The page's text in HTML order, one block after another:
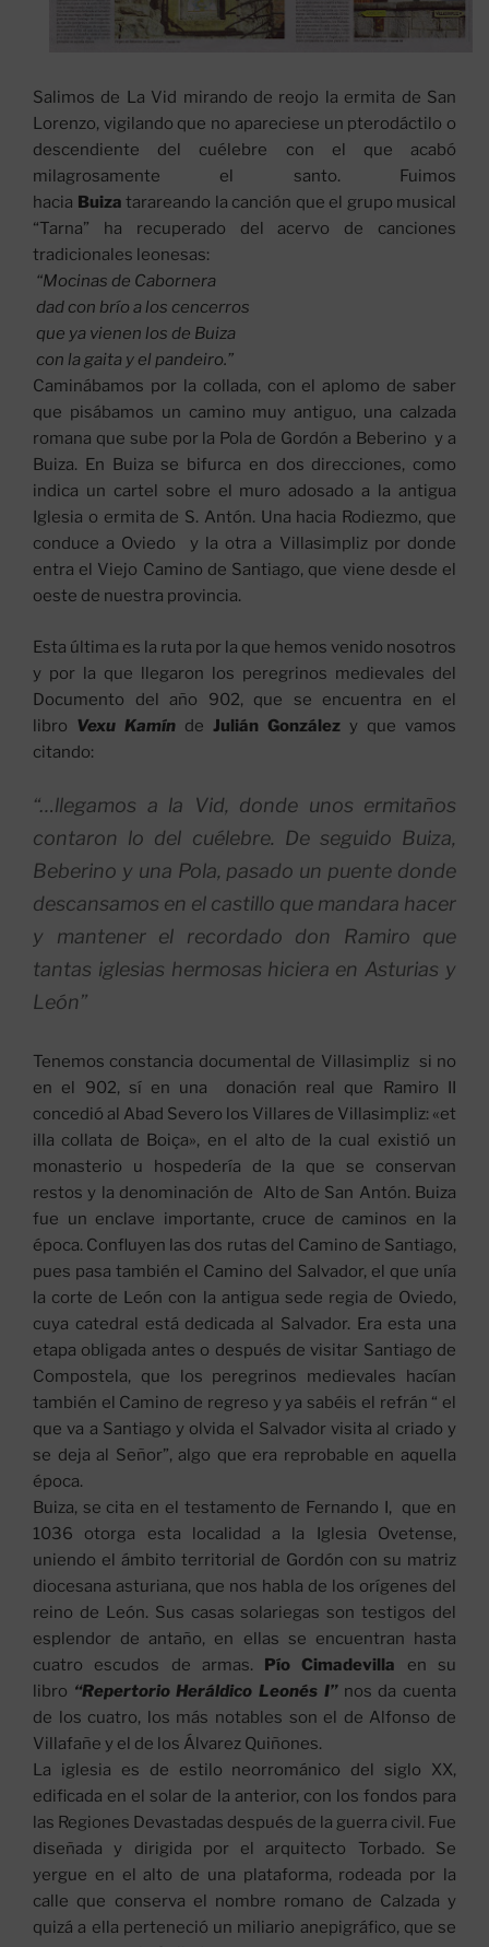
Salimos de La Vid mirando de reojo la ermita de San
Lorenzo, vigilando que no apareciese un pterodáctilo o
descendiente del cuélebre con el que acabó
milagrosamente el santo. Fuimos
hacia Buiza tarareando la canción que el grupo musical
“Tarna” ha recuperado del acervo de canciones
tradicionales leonesas:
“Mocinas de Cabornera
dad con brío a los cencerros
que ya vienen los de Buiza
con la gaita y el pandeiro.”
Caminábamos por la collada, con el aplomo de saber
que pisábamos un camino muy antiguo, una calzada
romana que sube por la Pola de Gordón a Beberino y a
Buiza. En Buiza se bifurca en dos direcciones, como
indica un cartel sobre el muro adosado a la antigua
Iglesia o ermita de S. Antón. Una hacia Rodiezmo, que
conduce a Oviedo y la otra a Villasimpliz por donde
entra el Viejo Camino de Santiago, que viene desde el
oeste de nuestra provincia.
Esta última es la ruta por la que hemos venido nosotros
y por la que llegaron los peregrinos medievales del
Documento del año 902, que se encuentra en el
libro Vexu Kamín de Julián González y que vamos
citando:
“…llegamos a la Vid, donde unos ermitaños
contaron lo del cuélebre. De seguido Buiza,
Beberino y una Pola, pasado un puente donde
descansamos en el castillo que mandara hacer
y mantener el recordado don Ramiro que
tantas iglesias hermosas hiciera en Asturias y
León”
Tenemos constancia documental de Villasimpliz si no
en el 902, sí en una donación real que Ramiro II
concedió al Abad Severo los Villares de Villasimpliz: «et
illa collata de Boiça», en el alto de la cual existió un
monasterio u hospedería de la que se conservan
restos y la denominación de Alto de San Antón. Buiza
fue un enclave importante, cruce de caminos en la
época. Confluyen las dos rutas del Camino de Santiago,
pues pasa también el Camino del Salvador, el que unía
la corte de León con la antigua sede regia de Oviedo,
cuya catedral está dedicada al Salvador. Era esta una
etapa obligada antes o después de visitar Santiago de
Compostela, que los peregrinos medievales hacían
también el Camino de regreso y ya sabéis el refrán “ el
que va a Santiago y olvida el Salvador visita al criado y
se deja al Señor”, algo que era reprobable en aquella
época.
Buiza, se cita en el testamento de Fernando I, que en
1036 otorga esta localidad a la Iglesia Ovetense,
uniendo el ámbito territorial de Gordón con su matriz
diocesana asturiana, que nos habla de los orígenes del
reino de León. Sus casas solariegas son testigos del
esplendor de antaño, en ellas se encuentran hasta
cuatro escudos de armas.
Pío Cimadevilla en su
libro “Repertorio Heráldico Leonés I”nos da cuenta
de los cuatro, los más notables son el de Alfonso de
Villafañe y el de los Álvarez Quiñones.
La iglesia es de estilo neorrománico del siglo XX,
edificada en el solar de la anterior, con los fondos para
las Regiones Devastadas después de la guerra civil. Fue
diseñada y dirigida por el arquitecto Torbado. Se
yergue en el alto de una plataforma, rodeada por la
calle que conserva el nombre romano de Calzada y
quizá a ella perteneció un miliario anepigráfico, que se